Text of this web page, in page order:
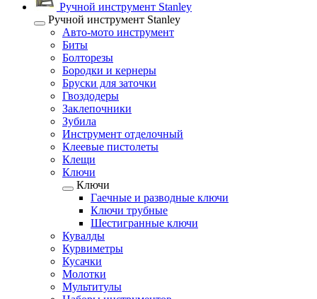
Ручной инструмент Stanley
Ручной инструмент Stanley
Авто-мото инструмент
Биты
Болторезы
Бородки и кернеры
Бруски для заточки
Гвоздодеры
Заклепочники
Зубила
Инструмент отделочный
Клеевые пистолеты
Клещи
Ключи
Ключи
Гаечные и разводные ключи
Ключи трубные
Шестигранные ключи
Кувалды
Курвиметры
Кусачки
Молотки
Мультитулы